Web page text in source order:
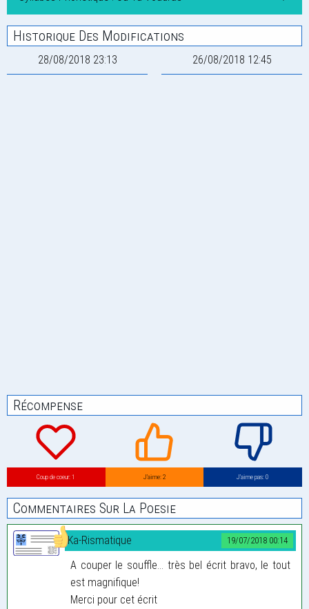
Historique Des Modifications
28/08/2018 23:13 26/08/2018 12:45
Récompense
Coup de coeur: 1 J’aime: 2 J’aime pas: 0
Commentaires Sur La Poesie
19/07/2018 00:14
Ka-Rismatique
A couper le souffle... très bel écrit bravo, le tout
est magnifique!
Merci pour cet écrit